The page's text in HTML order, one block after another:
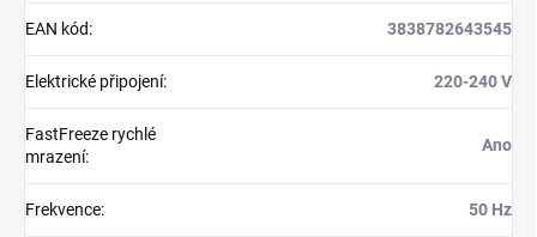
EAN kód: 3838782643545
Elektrické připojení: 220-240 V
FastFreeze rychlé
mrazení:
Ano
Frekvence: 50 Hz